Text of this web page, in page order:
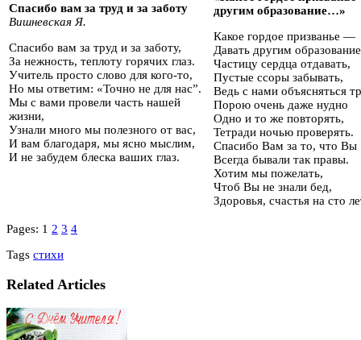
Спасибо вам за труд и за заботу
Вишневская Я.
Спасибо вам за труд и за заботу,
За нежность, теплоту горячих глаз.
Учитель просто слово для кого-то,
Но мы ответим: «Точно не для нас”.
Мы с вами провели часть нашей
жизни,
Узнали много мы полезного от вас,
И вам благодаря, мы ясно мыслим,
И не забудем блеска ваших глаз.
другим образование…»
Какое гордое призванье —
Давать другим
Частицу сердца отдавать,
Пустые ссоры забывать,
Ведь с нами объясняться
Порою очень даже нудно
Одно и то же повторять,
Тетради ночью проверять.
Спасибо Вам за то, что Вы
Всегда бывали так правы.
Хотим мы пожелать,
Чтоб Вы не знали бед,
Здоровья, счастья на сто
Pages: 1 2 3 4
Tags стихи
Related Articles